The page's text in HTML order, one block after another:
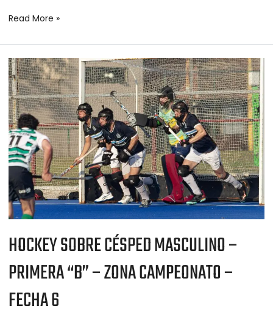
Read More »
HOCKEY SOBRE CÉSPED MASCULINO –
PRIMERA “B” – ZONA CAMPEONATO –
FECHA 6
HOCKEY
SOBRE
CÉSPED
MASCULINO
–
PRIMERA
“B”
–
ZONA
CAMPEONATO
–
FECHA
6